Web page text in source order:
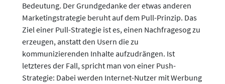
Bedeutung. Der Grundgedanke der etwas anderen
Marketingstrategie beruht auf dem Pull-Prinzip. Das
Ziel einer Pull-Strategie ist es, einen Nachfragesog zu
erzeugen, anstatt den Usern die zu
kommunizierenden Inhalte aufzudrängen. Ist
letzteres der Fall, spricht man von einer Push-
Strategie: Dabei werden Internet-Nutzer mit Werbung